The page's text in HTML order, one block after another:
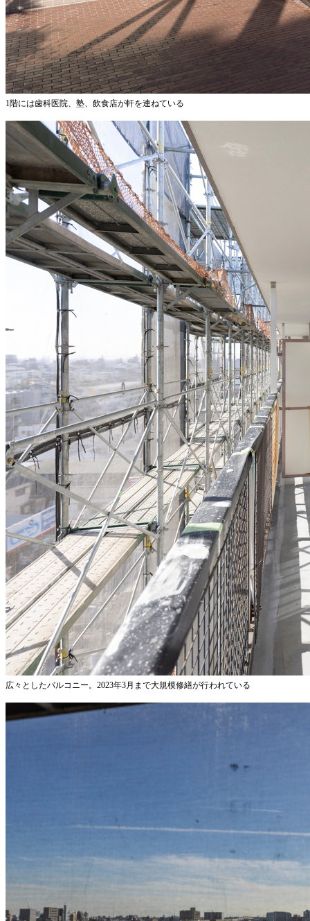
1階には歯科医院、塾、飲食店が軒を連ねている
広々としたバルコニー。2023年3月まで大規模修繕が行われている